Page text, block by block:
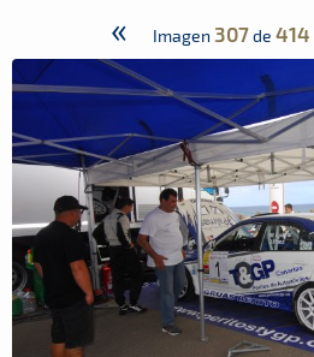
« Imagen 307de 414